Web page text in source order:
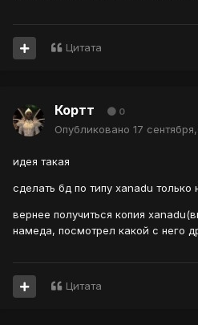
Цитата
Кортт 0
Опубликовано 17
идея такая
сделать бд по типу xanadu только
вернее получиться копия
намеда, посмотрел какой с него
Цитата